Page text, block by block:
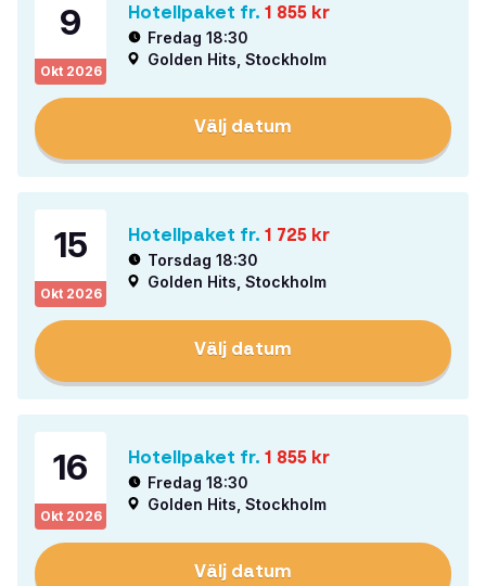
9
Okt 2026
Hotellpaket fr. 1 855 kr
Fredag 18:30
Golden Hits, Stockholm
Välj datum
15
Okt 2026
Hotellpaket fr. 1 725 kr
Torsdag 18:30
Golden Hits, Stockholm
Välj datum
16
Okt 2026
Hotellpaket fr. 1 855 kr
Fredag 18:30
Golden Hits, Stockholm
Välj datum